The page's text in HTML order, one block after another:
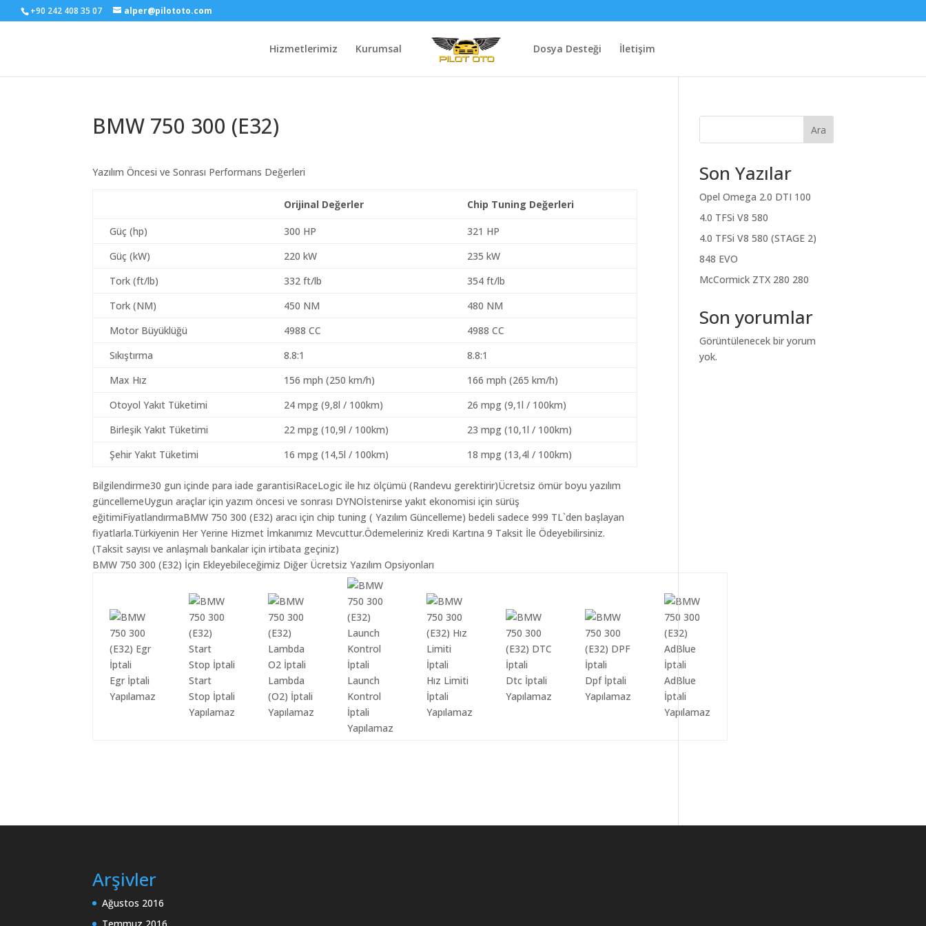
+90 242 408 35 07 alper@pilototo.com
Hizmetlerimiz Kurumsal Dosya Desteği İletişim
BMW 750 300 (E32)
Yazılım Öncesi ve Sonrası Performans Değerleri
Orijinal Değerler Chip Tuning Değerleri
Güç (hp) 300 HP
321 HP
Güç (kW)
220 kW
235 kW
Tork (ft/lb)
332 ft/lb
354 ft/lb
Tork (NM)
450 NM
480 NM
Motor Büyüklüğü
4988 CC
4988 CC
Sıkıştırma
8.8:1
8.8:1
Max Hız
156 mph (250 km/h)
166 mph (265 km/h)
Otoyol Yakıt Tüketimi
24 mpg (9,8l / 100km)
26 mpg (9,1l / 100km)
Birleşik Yakıt Tüketimi
22 mpg (10,9l / 100km)
23 mpg (10,1l / 100km)
Şehir Yakıt Tüketimi
16 mpg (14,5l / 100km) 18 mpg (13,4l / 100km)
Bilgilendirme30 gun içinde para iade garantisiRaceLogic ile hız ölçümü (Randevu gerektirir)Ücretsiz ömür boyu yazılım
güncellemeUygun araçlar için yazım öncesi ve sonrası DYNOİstenirse yakıt ekonomisi için sürüş
eğitimiFiyatlandırmaBMW 750 300 (E32) aracı için chip tuning ( Yazılım Güncelleme) bedeli sadece 999 TL`den başlayan
fiyatlarla.Türkiyenin Her Yerine Hizmet İmkanımız Mevcuttur.Ödemeleriniz Kredi Kartına 9 Taksit İle Ödeyebilirsiniz.
(Taksit sayısı ve anlaşmalı bankalar için irtibata geçiniz)
BMW 750 300 (E32) İçin Ekleyebileceğimiz Diğer Ücretsiz Yazılım Opsiyonları
Egr İptali
Yapılamaz
Start
Stop İptali
Yapılamaz
Lambda
(O2) İptali
Yapılamaz
Launch
Kontrol
İptali
Yapılamaz
Hız Limiti
İptali
Yapılamaz
Dtc İptali
Yapılamaz
Dpf İptali
Yapılamaz
AdBlue
İptali
Yapılamaz
Ara
Son Yazılar
Opel Omega 2.0 DTI 100
4.0 TFSi V8 580
4.0 TFSi V8 580 (STAGE 2)
848 EVO
McCormick ZTX 280 280
Son yorumlar
Görüntülenecek bir yorum
yok.
Arşivler
Ağustos 2016
Temmuz 2016